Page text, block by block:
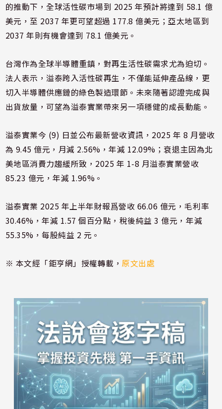
的推動下，全球活性碳市場到 2025 年預計將達到 58.1 億
美元，至 2037 年更可望超過 177.8 億美元；亞太地區到
2037 年則有機會達到 78.1 億美元。
台灣作為全球半導體重鎮，對再生活性碳需求尤為迫切。
法人表示，溢泰跨入活性碳再生，不僅能延伸產品線，更
切入半導體供應鏈的綠色製造環節。未來隨著認證完成與
出貨放量，可望為溢泰實業帶來另一項穩健的成長動能。
溢泰實業今 (9) 日並公布最新營收資訊，2025 年 8 月營收
為 9.45 億元，月減 2.56%，年減 12.09%；衰退主因為北
美地區消費力趨緩所致，2025 年 1-8 月溢泰實業營收
85.23 億元，年減 1.96%。
溢泰實業 2025 年上半年財報爲營收 66.06 億元，毛利率
30.46%，年減 1.57 個百分點，稅後純益 3 億元，年減
55.35%，每股純益 2 元。
※ 本文經「鉅亨網」授權轉載，原文出處